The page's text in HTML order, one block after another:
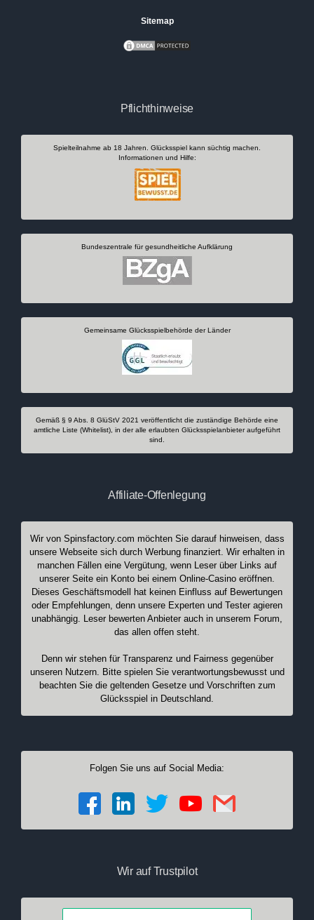
Sitemap
Pflichthinweise
Spielteilnahme ab 18 Jahren. Glücksspiel kann süchtig machen.
Informationen und Hilfe:
Bundeszentrale für gesundheitliche Aufklärung
Gemeinsame Glücksspielbehörde der Länder
Gemäß § 9 Abs. 8 GlüStV 2021 veröffentlicht die zuständige Behörde eine
amtliche Liste (Whitelist), in der alle erlaubten Glücksspielanbieter aufgeführt
sind.
Affiliate-Offenlegung
Wir von Spinsfactory.com möchten Sie darauf hinweisen, dass
unsere Webseite sich durch Werbung finanziert. Wir erhalten in
manchen Fällen eine Vergütung, wenn Leser über Links auf
unserer Seite ein Konto bei einem Online-Casino eröffnen.
Dieses Geschäftsmodell hat keinen Einfluss auf Bewertungen
oder Empfehlungen, denn unsere Experten und Tester agieren
unabhängig. Leser bewerten Anbieter auch in unserem Forum,
das allen offen steht.
Denn wir stehen für Transparenz und Fairness gegenüber
unseren Nutzern. Bitte spielen Sie verantwortungsbewusst und
beachten Sie die geltenden Gesetze und Vorschriften zum
Glücksspiel in Deutschland.
Folgen Sie uns auf Social Media:
Wir auf Trustpilot